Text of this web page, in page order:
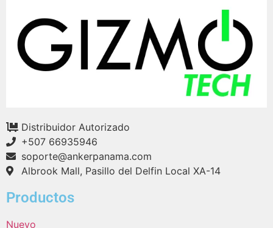
Distribuidor Autorizado
+507 66935946
soporte@ankerpanama.com
Albrook Mall, Pasillo del Delfin Local XA-14
Productos
Nuevo